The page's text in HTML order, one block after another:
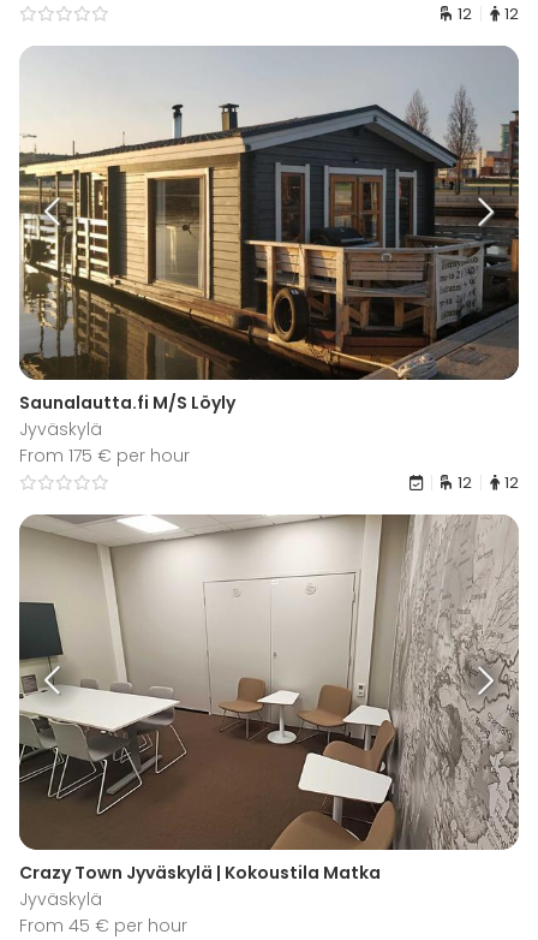
12 12
Saunalautta.fi M/S Löyly
Jyväskylä
From 175 € per hour
12 12
Crazy Town Jyväskylä | Kokoustila Matka
Jyväskylä
From 45 € per hour